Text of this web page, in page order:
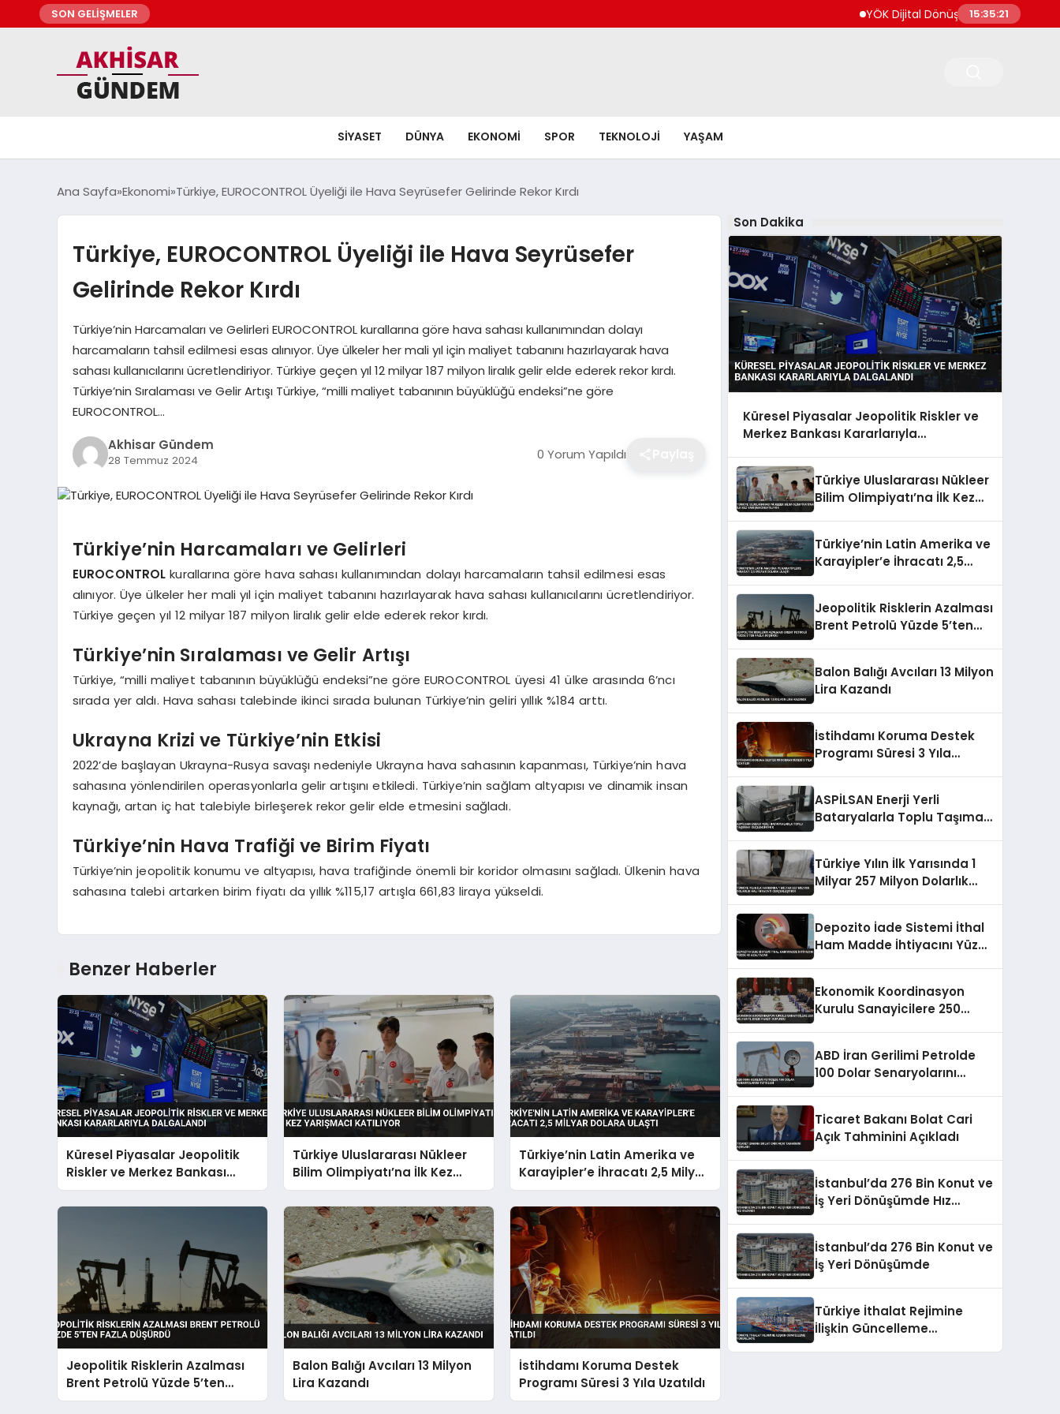
SON GELİŞMELER YÖK Dijital Dönüşüm İçin Bilişim
15:35:21
SIYASET DÜNYA EKONOMI SPOR TEKNOLOJI YAŞAM
Ana Sayfa Ekonomi Türkiye, EUROCONTROL Üyeliği ile Hava Seyrüsefer Gelirinde Rekor Kırdı
Türkiye, EUROCONTROL Üyeliği ile Hava Seyrüsefer
Gelirinde Rekor Kırdı
Türkiye’nin Harcamaları ve Gelirleri EUROCONTROL kurallarına göre hava sahası kullanımından dolayı
harcamaların tahsil edilmesi esas alınıyor. Üye ülkeler her mali yıl için maliyet tabanını hazırlayarak hava
sahası kullanıcılarını ücretlendiriyor. Türkiye geçen yıl 12 milyar 187 milyon liralık gelir elde ederek rekor kırdı.
Türkiye’nin Sıralaması ve Gelir Artışı Türkiye, “milli maliyet tabanının büyüklüğü endeksi”ne göre
EUROCONTROL…
Akhisar Gündem
28 Temmuz 2024 0 Yorum Yapıldı
Türkiye’nin Harcamaları ve Gelirleri
EUROCONTROL kurallarına göre hava sahası kullanımından dolayı harcamaların tahsil edilmesi esas
alınıyor. Üye ülkeler her mali yıl için maliyet tabanını hazırlayarak hava sahası kullanıcılarını ücretlendiriyor.
Türkiye geçen yıl 12 milyar 187 milyon liralık gelir elde ederek rekor kırdı.
Türkiye’nin Sıralaması ve Gelir Artışı
Türkiye, “milli maliyet tabanının büyüklüğü endeksi”ne göre EUROCONTROL üyesi 41 ülke arasında 6’ncı
sırada yer aldı. Hava sahası talebinde ikinci sırada bulunan Türkiye’nin geliri yıllık %184 arttı.
Ukrayna Krizi ve Türkiye’nin Etkisi
2022’de başlayan Ukrayna-Rusya savaşı nedeniyle Ukrayna hava sahasının kapanması, Türkiye’nin hava
sahasına yönlendirilen operasyonlarla gelir artışını etkiledi. Türkiye’nin sağlam altyapısı ve dinamik insan
kaynağı, artan iç hat talebiyle birleşerek rekor gelir elde etmesini sağladı.
Türkiye’nin Hava Trafiği ve Birim Fiyatı
Türkiye’nin jeopolitik konumu ve altyapısı, hava trafiğinde önemli bir koridor olmasını sağladı. Ülkenin hava
sahasına talebi artarken birim fiyatı da yıllık %115,17 artışla 661,83 liraya yükseldi.
Benzer Haberler
Küresel Piyasalar Jeopolitik
Riskler ve Merkez Bankası
Kararlarıyla Dalgalandı
Türkiye Uluslararası Nükleer
Bilim Olimpiyatı’na İlk Kez
Yarışmacı Katılıyor
Türkiye’nin Latin Amerika ve
Karayipler’e İhracatı 2,5 Milyar
Dolara Ulaştı
Jeopolitik Risklerin Azalması
Brent Petrolü Yüzde 5’ten
Fazla Düşürdü
Balon Balığı Avcıları 13 Milyon
Lira Kazandı
İstihdamı Koruma Destek
Programı Süresi 3 Yıla Uzatıldı
Son Dakika
Küresel Piyasalar Jeopolitik Riskler ve
Merkez Bankası Kararlarıyla
Türkiye Uluslararası Nükleer
Bilim Olimpiyatı’na İlk Kez
Türkiye’nin Latin Amerika ve
Karayipler’e İhracatı 2,5
Jeopolitik Risklerin Azalması
Brent Petrolü Yüzde 5’ten
Balon Balığı Avcıları 13 Milyon
Lira Kazandı
İstihdamı Koruma Destek
Programı Süresi 3 Yıla
ASPİLSAN Enerji Yerli
Bataryalarla Toplu Taşımayı
Türkiye Yılın İlk Yarısında 1
Milyar 257 Milyon Dolarlık
Depozito İade Sistemi İthal
Ham Madde İhtiyacını Yüzde
Ekonomik Koordinasyon
Kurulu Sanayicilere 250
ABD İran Gerilimi Petrolde
100 Dolar Senaryolarını
Ticaret Bakanı Bolat Cari
Açık Tahminini Açıkladı
İstanbul’da 276 Bin Konut ve
İş Yeri Dönüşümde Hız
İstanbul’da 276 Bin Konut ve
İş Yeri Dönüşümde
Türkiye İthalat Rejimine
İlişkin Güncelleme